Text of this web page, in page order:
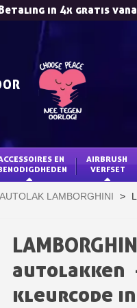
in 4x gratis
Schrijf je in voor
Levering binnen
Je online offerte
Deel je creaties en
Verzamel
EN
AIRBRUSH
VERFSET
AUTOLAK LAMBORGHINI >
autolakken
kleurcode